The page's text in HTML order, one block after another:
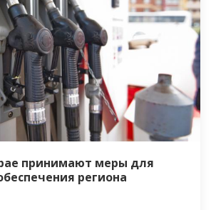
принимают меры для
региона